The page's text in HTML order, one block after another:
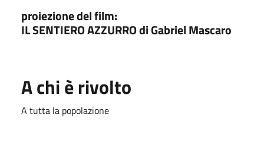
proiezione del film:
IL SENTIERO AZZURRO di Gabriel Mascaro
A chi è rivolto
A tutta la popolazione